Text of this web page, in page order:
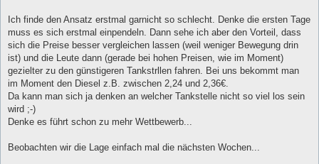
a
Ich finde den Ansatz erstmal garnicht so schlecht. Denke die ersten Tage
muss es sich erstmal einpendeln. Dann sehe ich aber den Vorteil, dass
sich die Preise besser vergleichen lassen (weil weniger Bewegung drin
ist) und die Leute dann (gerade bei hohen Preisen, wie im Moment)
gezielter zu den günstigeren Tankstrllen fahren. Bei uns bekommt man
im Moment den Diesel z.B. zwischen 2,24 und 2,36€.
Da kann man sich ja denken an welcher Tankstelle nicht so viel los sein
wird ;-)
Denke es führt schon zu mehr Wettbewerb...
Beobachten wir die Lage einfach mal die nächsten Wochen...